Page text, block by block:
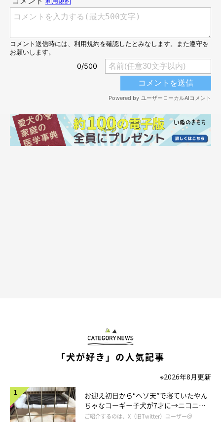
「犬が好き」の人気記事
※2026年8月更新
お迎え初日から“ヘソ天”で寝ていたやん
ちゃなコーギー子犬が7才に→ニコニ
コ“コーギースマイル”が魅力のコに成
ご紹介するのは、X（旧Twitter）ユーザー＠